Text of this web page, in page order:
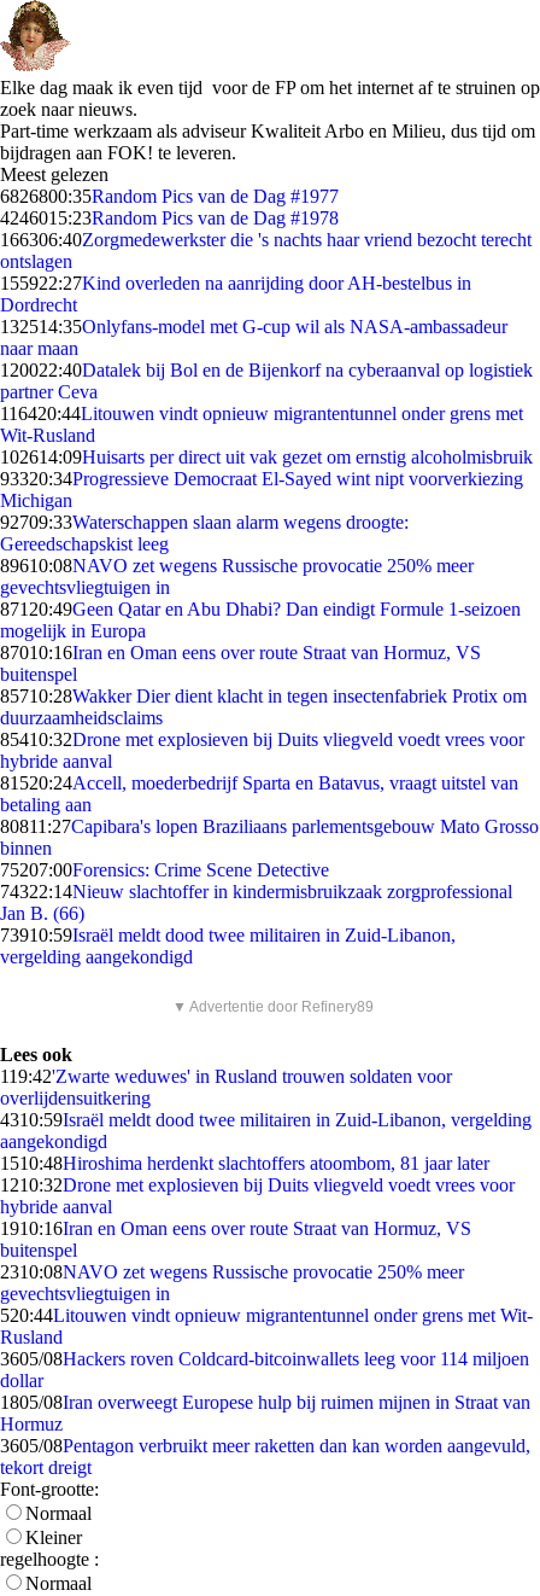
Elke dag maak ik even tijd voor de FP om het internet af te struinen op
zoek naar nieuws.
Part-time werkzaam als adviseur Kwaliteit Arbo en Milieu, dus tijd om
bijdragen aan FOK! te leveren.
Meest gelezen
6826800:35Random Pics van de Dag #1977
4246015:23Random Pics van de Dag #1978
166306:40Zorgmedewerkster die 's nachts haar vriend bezocht terecht
ontslagen
155922:27Kind overleden na aanrijding door AH-bestelbus in
Dordrecht
132514:35Onlyfans-model met G-cup wil als NASA-ambassadeur
naar maan
120022:40Datalek bij Bol en de Bijenkorf na cyberaanval op logistiek
partner Ceva
116420:44Litouwen vindt opnieuw migrantentunnel onder grens met
Wit-Rusland
102614:09Huisarts per direct uit vak gezet om ernstig alcoholmisbruik
93320:34Progressieve Democraat El-Sayed wint nipt voorverkiezing
Michigan
92709:33Waterschappen slaan alarm wegens droogte:
Gereedschapskist leeg
89610:08NAVO zet wegens Russische provocatie 250% meer
gevechtsvliegtuigen in
871 20:49Geen Qatar en Abu Dhabi? Dan eindigt Formule 1-seizoen
mogelijk in Europa
87010:16Iran en Oman eens over route Straat van Hormuz, VS
buitenspel
85710:28Wakker Dier dient klacht in tegen insectenfabriek Protix om
duurzaamheidsclaims
85410:32Drone met explosieven bij Duits vliegveld voedt vrees voor
hybride aanval
81520:24Accell, moederbedrijf Sparta en Batavus, vraagt uitstel van
betaling aan
80811:27Capibara's lopen Braziliaans parlementsgebouw Mato Grosso
binnen
75207:00Forensics: Crime Scene Detective
74322:14Nieuw slachtoffer in kindermisbruikzaak zorgprofessional
Jan B. (66)
73910:59Israël meldt dood twee militairen in Zuid-Libanon,
vergelding aangekondigd
▼ Advertentie door Refinery89
Lees ook
119:42'Zwarte weduwes' in Rusland trouwen soldaten voor
overlijdensuitkering
4310:59Israël meldt dood twee militairen in Zuid-Libanon, vergelding
aangekondigd
1510:48Hiroshima herdenkt slachtoffers atoombom, 81 jaar later
1210:32Drone met explosieven bij Duits vliegveld voedt vrees voor
hybride aanval
1910:16Iran en Oman eens over route Straat van Hormuz, VS
buitenspel
2310:08NAVO zet wegens Russische provocatie 250% meer
gevechtsvliegtuigen in
520:44Litouwen vindt opnieuw migrantentunnel onder grens met Wit-
Rusland
3605/08Hackers roven Coldcard-bitcoinwallets leeg voor 114 miljoen
dollar
1805/08Iran overweegt Europese hulp bij ruimen mijnen in Straat van
Hormuz
3605/08Pentagon verbruikt meer raketten dan kan worden aangevuld,
tekort dreigt
Font-grootte:
Normaal
Kleiner
regelhoogte :
Normaal